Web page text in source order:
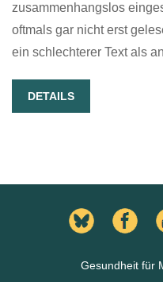
zusammenhangslos
oftmals gar nicht erst
ein schlechterer Text als
DETAILS
Gesundheit für